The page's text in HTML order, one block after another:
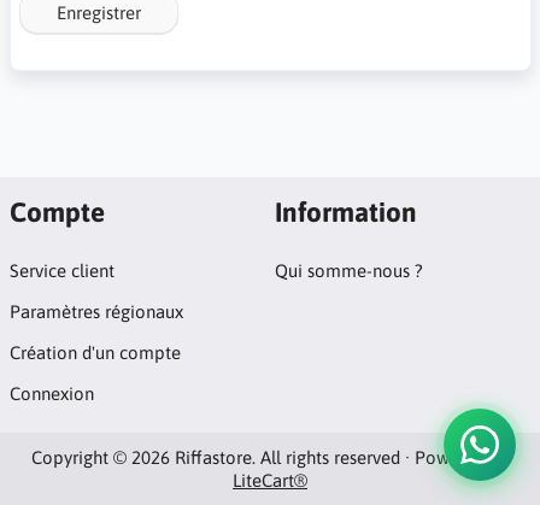
Enregistrer
Compte
Service client
Paramètres régionaux
Création d'un compte
Connexion
Information
Qui somme-nous ?
Copyright © 2026 Riffastore. All rights reserved · Powered by
LiteCart®